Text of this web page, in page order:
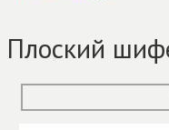
Плоский